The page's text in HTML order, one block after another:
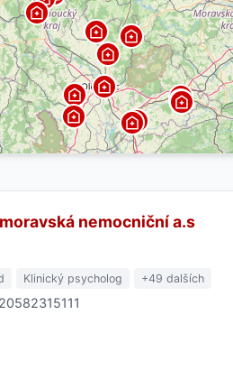
nemocniční a.s
Klinický psycholog +49 dalších